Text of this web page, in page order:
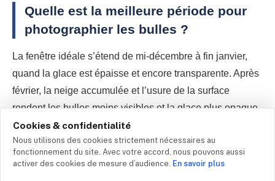
Quelle est la meilleure période pour
photographier les bulles ?
La fenêtre idéale s’étend de mi-décembre à fin janvier,
quand la glace est épaisse et encore transparente. Après
février, la neige accumulée et l’usure de la surface
rendent les bulles moins visibles et la glace plus opaque.
Où se situe exactement le lac
Abraham au Canada ?
Cookies & confidentialité
Nous utilisons des cookies strictement nécessaires au
fonctionnement du site. Avec votre accord, nous pouvons aussi
activer des cookies de mesure d’audience. En savoir plus